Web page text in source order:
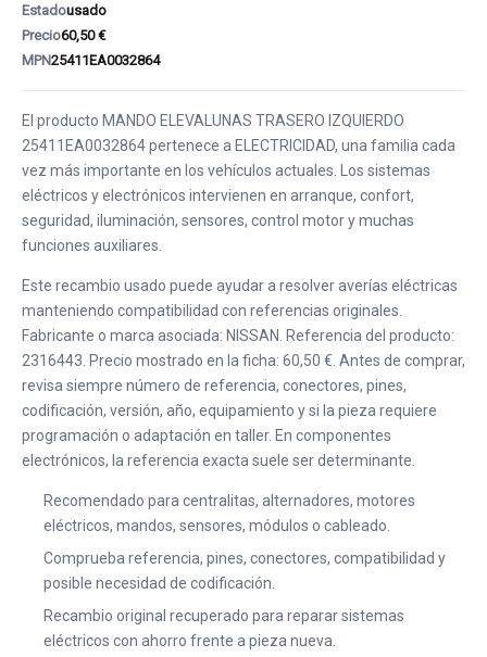
Estadousado
Precio60,50 €
MPN25411EA0032864
El producto MANDO ELEVALUNAS TRASERO IZQUIERDO
25411EA0032864 pertenece a ELECTRICIDAD, una familia cada
vez más importante en los vehículos actuales. Los sistemas
eléctricos y electrónicos intervienen en arranque, confort,
seguridad, iluminación, sensores, control motor y muchas
funciones auxiliares.
Este recambio usado puede ayudar a resolver averías eléctricas
manteniendo compatibilidad con referencias originales.
Fabricante o marca asociada: NISSAN. Referencia del producto:
2316443. Precio mostrado en la ficha: 60,50 €. Antes de comprar,
revisa siempre número de referencia, conectores, pines,
codificación, versión, año, equipamiento y si la pieza requiere
programación o adaptación en taller. En componentes
electrónicos, la referencia exacta suele ser determinante.
Recomendado para centralitas, alternadores, motores
eléctricos, mandos, sensores, módulos o cableado.
Comprueba referencia, pines, conectores, compatibilidad y
posible necesidad de codificación.
Recambio original recuperado para reparar sistemas
eléctricos con ahorro frente a pieza nueva.